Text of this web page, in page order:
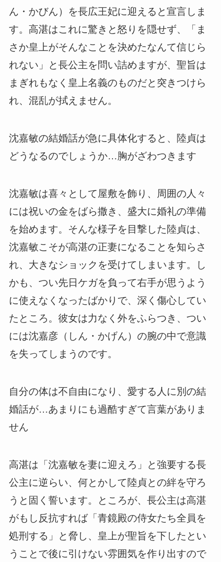
ん・かびん）を長広王妃に迎えると宣言しま
す。高湛はこれに驚きと怒りを隠せず、「ま
さか皇上がそんなことを決めたなんて信じら
れない」と長公主を問い詰めますが、聖旨は
まぎれもなく皇上名義のものだと突きつけら
れ、混乱が拭えません。
沈嘉敏の結婚話が急に具体化すると、陸貞は
どうなるのでしょうか…胸がざわつきます
沈嘉敏は喜々として屋敷を飾り、周囲の人々
には祝いの金をばら撒き、盛大に婚礼の準備
を始めます。そんな様子を目撃した陸貞は、
沈嘉敏こそが高湛の正妻になることを知らさ
れ、大きなショックを受けてしまいます。し
かも、つい先日ケガを負って右手が思うよう
に使えなくなったばかりで、深く傷心してい
たところ。彼女は力なく外をふらつき、つい
には沈嘉彦（しん・かげん）の腕の中で意識
を失ってしまうのです。
自分の体は不自由になり、愛する人に別の結
婚話が…あまりにも過酷すぎて言葉がありま
せん
高湛は「沈嘉敏を妻に迎えろ」と強要する長
公主に逆らい、何とかして陸貞との絆を守ろ
うと固く誓います。ところが、長公主は高湛
がもし反抗すれば「青鏡殿の侍女たち全員を
処刑する」と脅し、皇上が聖旨を下したとい
うことで後に引けない雰囲気を作り出すので